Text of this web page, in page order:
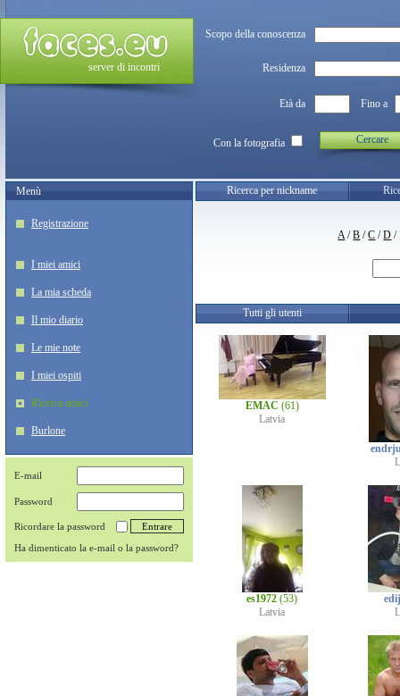
server di incontri
Scopo della conoscenza
Residenza
Età da Fino a
Con la fotografia Cercare
Menù
Registrazione
I miei amici
La mia scheda
Il mio diario
Le mie note
I miei ospiti
Ricerca amici
Burlone
E-mail
Password
Ricordare la password
Ha dimenticato la e-mail o la password?
Ricerca per nickname
A/B /C /D /
Tutti gli utenti
EMAC (61)
Latvia
es1972 (53)
Latvia